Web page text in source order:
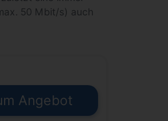
50 Mbit/s) auch
Angebot